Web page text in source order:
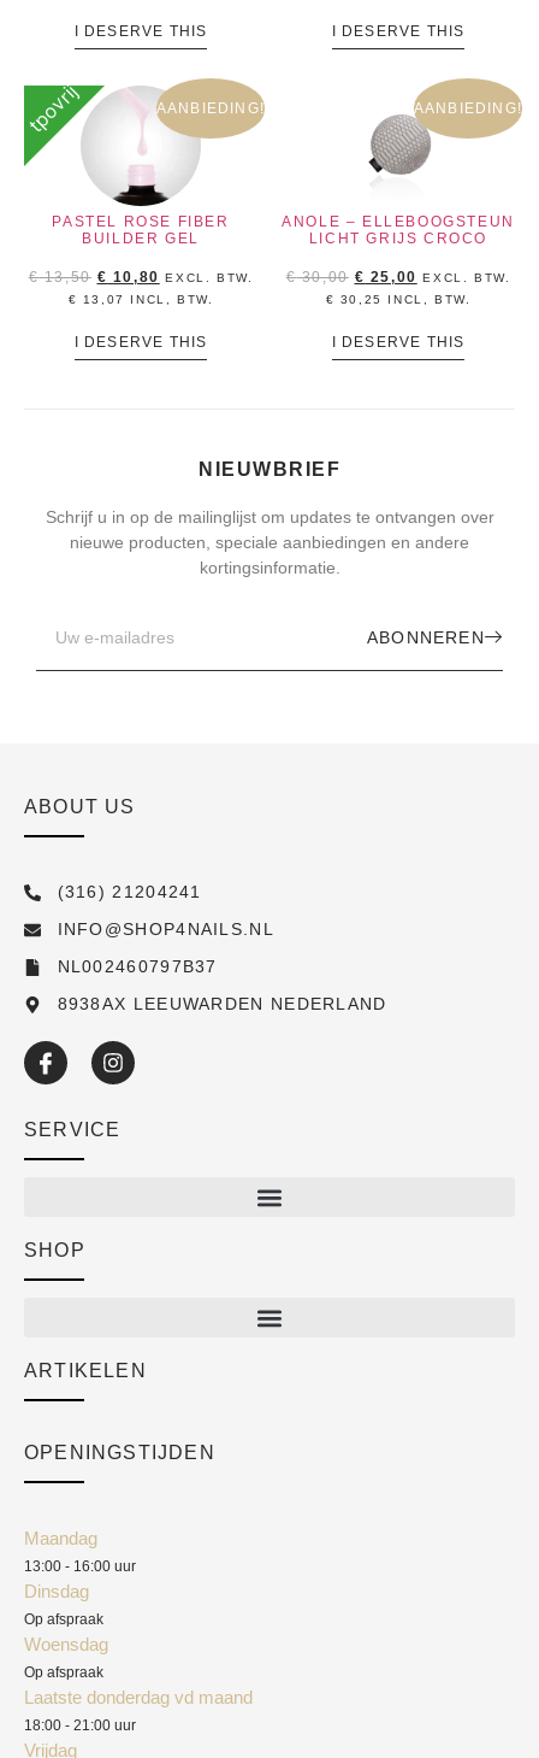
I DESERVE THIS I DESERVE THIS
AANBIEDING!
tpovrij
PASTEL ROSE FIBER
BUILDER GEL
€13,50 € 10,80
EXCL. BTW.
€ 13,07 INCL, BTW.
I DESERVE THIS
AANBIEDING!
ANOLE – ELLEBOOGSTEUN
LICHT GRIJS CROCO
€30,00 € 25,00
EXCL. BTW.
€ 30,25 INCL, BTW.
I DESERVE THIS
NIEUWBRIEF
Schrijf u in op de mailinglijst om updates te ontvangen over
nieuwe producten, speciale aanbiedingen en andere
kortingsinformatie.
ABONNEREN
ABOUT US
(316) 21204241
INFO@SHOP4NAILS.NL
NL002460797B37
8938AX LEEUWARDEN NEDERLAND
SERVICE
Academy
SHOP
ARTIKELEN
OPENINGSTIJDEN
Maandag
13:00 - 16:00 uur
Dinsdag
Op afspraak
Woensdag
Op afspraak
Laatste donderdag vd maand
18:00 - 21:00 uur
Vrijdag